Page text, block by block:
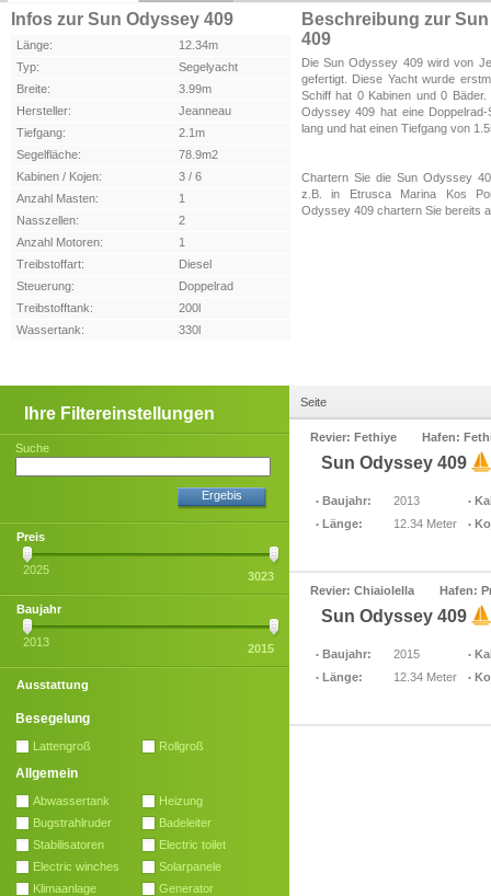
Infos zur Sun Odyssey 409
Länge:
12.34m
Typ:
Segelyacht
Breite:
3.99m
Hersteller:
Jeanneau
Tiefgang:
2.1m
Segelfläche:
78.9m2
Kabinen / Kojen:
3 / 6
Anzahl Masten:
1
Nasszellen:
2
Anzahl Motoren:
1
Treibstoffart:
Diesel
Steuerung:
Doppelrad
Treibstofftank:
200l
Wassertank:
330l
Beschreibung zur
409
Die Sun Odyssey 409 wird von
gefertigt. Diese Yacht wurde
Schiff hat 0 Kabinen und 0 Bäder.
Odyssey 409 hat eine Doppelrad-
lang und hat einen Tiefgang von
Chartern Sie die Sun Odyssey
z.B. in Etrusca Marina Kos
Odyssey 409 chartern Sie bereits
Seite
Revier: Fethiye Hafen:
Sun Odyssey 409
Baujahr:
2013
Länge:
12.34 Meter
Revier: Chiaiolella Hafen:
Sun Odyssey 409
Baujahr:
2015
Länge:
12.34 Meter
Ihre Filtereinstellungen
Suche
Ergebis
Preis
2025 3023
Baujahr
2013 2015
Ausstattung
Besegelung
Lattengroß Rollgroß
Allgemein
Abwassertank
Heizung
Bugstrahlruder
Badeleiter
Stabilisatoren
Electric toilet
Electric winches
Solarpanele
Klimaanlage
Generator